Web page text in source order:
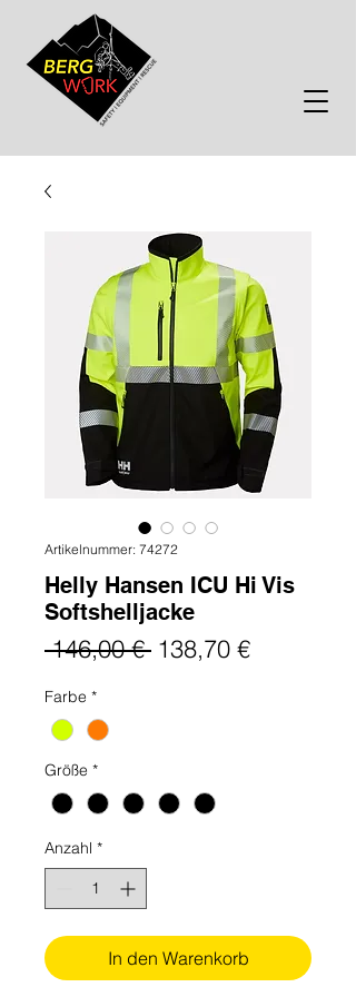
Artikelnummer: 74272
Helly Hansen ICU Hi Vis
Softshelljacke
146,00 € Standardpreis
138,70 €Sale-
Farbe *
Größe *
Anzahl *
In den Warenkorb